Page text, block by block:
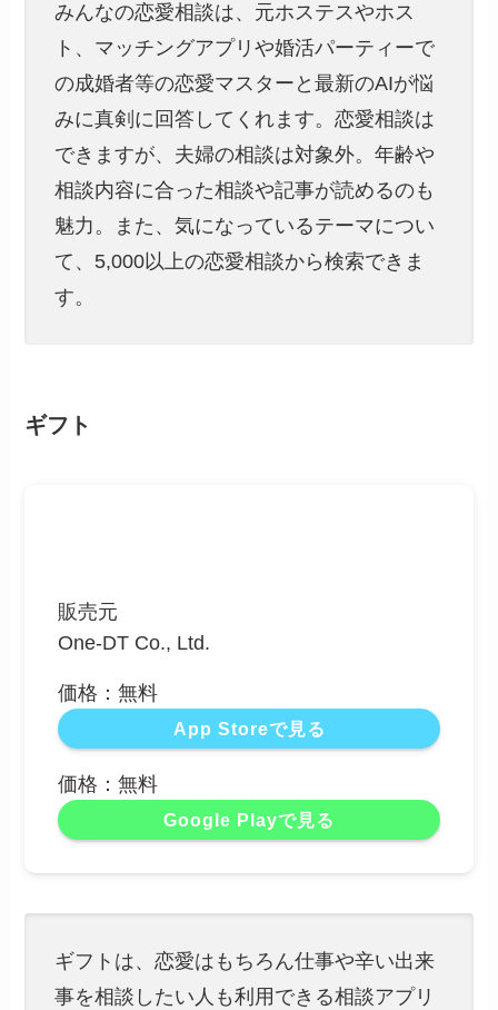
みんなの恋愛相談は、元ホステスやホス
ト、マッチングアプリや婚活パーティーで
の成婚者等の恋愛マスターと最新のAIが悩
みに真剣に回答してくれます。恋愛相談は
できますが、夫婦の相談は対象外。年齢や
相談内容に合った相談や記事が読めるのも
魅力。また、気になっているテーマについ
て、5,000以上の恋愛相談から検索できま
す。
ギフト
販売元
One-DT Co., Ltd.
価格：無料
App Storeで見る
価格：無料
Google Playで見る
ギフトは、恋愛はもちろん仕事や辛い出来
事を相談したい人も利用できる相談アプリ